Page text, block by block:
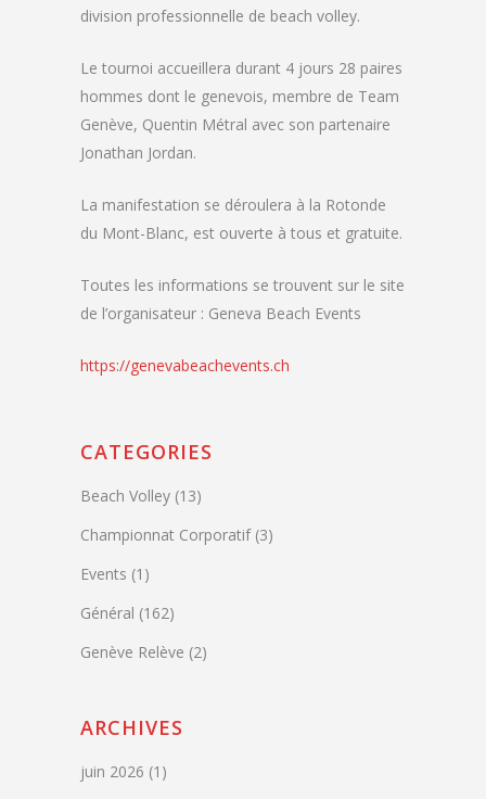
division professionnelle de beach volley.
Le tournoi accueillera durant 4 jours 28 paires
hommes dont le genevois, membre de Team
Genève, Quentin Métral avec son partenaire
Jonathan Jordan.
La manifestation se déroulera à la Rotonde
du Mont-Blanc, est ouverte à tous et gratuite.
Toutes les informations se trouvent sur le site
de l’organisateur : Geneva Beach Events
https://genevabeachevents.ch
CATEGORIES
Beach Volley (13)
Championnat Corporatif(3)
Events (1)
Général (162)
Genève Relève (2)
ARCHIVES
juin 2026 (1)